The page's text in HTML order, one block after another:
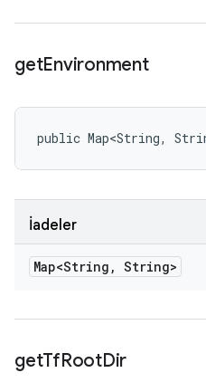
getEnvironment
public Map<String,
İadeler
Map<String , String>
getTfRootDir